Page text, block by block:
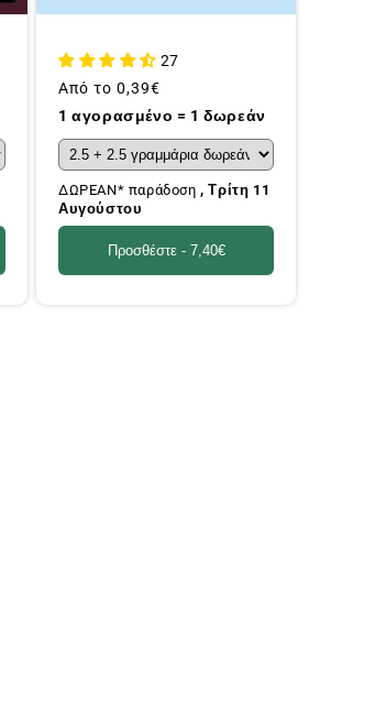
27
Συνήθης
τιμή
Από το 0,39€
1 αγορασμένο = 1 δωρεάν
ΔΩΡΕΑΝ* παράδοση, Τρίτη 11
Αυγούστου
Προσθέστε - 7,40€